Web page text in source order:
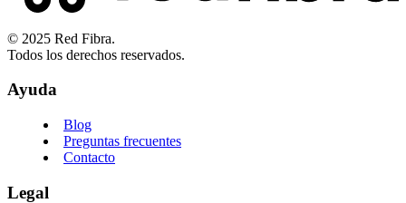
© 2025 Red Fibra.
Todos los derechos reservados.
Ayuda
Blog
Preguntas frecuentes
Contacto
Legal